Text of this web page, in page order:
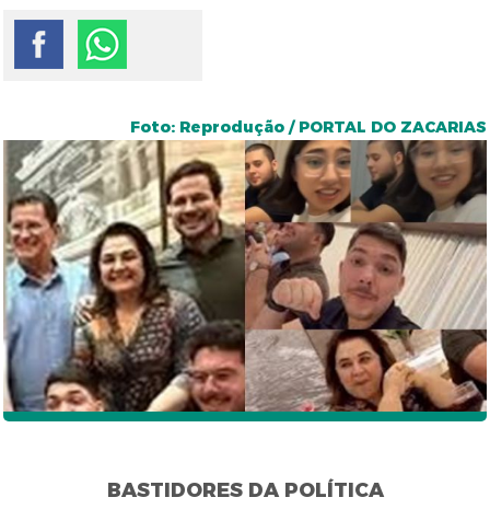
Foto: Reprodução / PORTAL DO ZACARIAS
BASTIDORES DA POLÍTICA